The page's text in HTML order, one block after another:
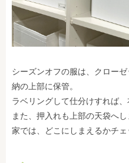
シーズンオフの服は、クロー
納の上部に保管。
ラベリングして仕分けすれば、
また、押入れも上部の天袋へ
家では、どこにしまえるかチ